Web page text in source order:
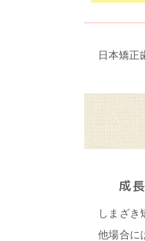
日本矯正
成
しまざき
他場合に